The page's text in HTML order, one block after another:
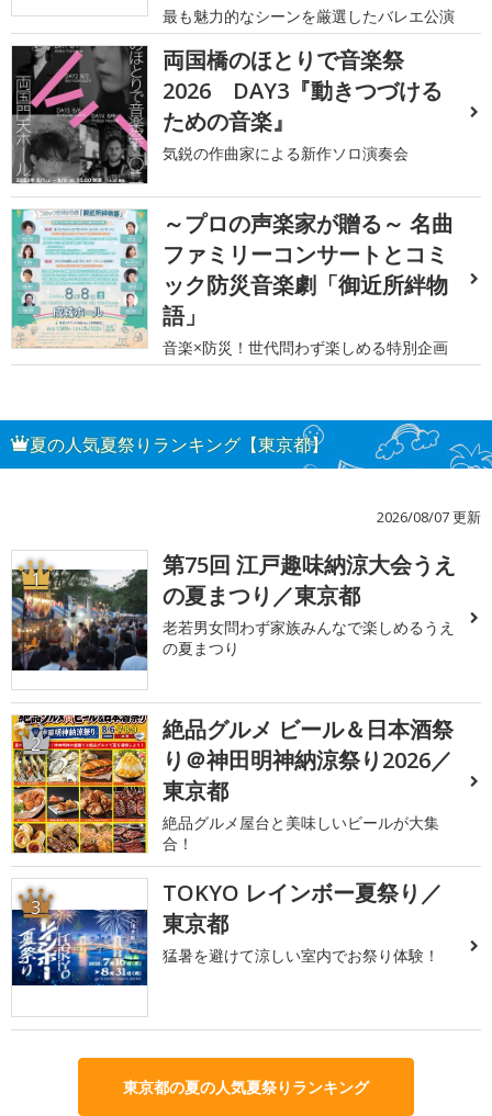
最も魅力的なシーンを厳選したバレエ公演
両国橋のほとりで音楽祭
2026 DAY3『動きつづける
ための音楽』
気鋭の作曲家による新作ソロ演奏会
～プロの声楽家が贈る～ 名曲
ファミリーコンサートとコミ
ック防災音楽劇「御近所絆物
語」
音楽×防災！世代問わず楽しめる特別企画
夏の人気夏祭りランキング【東京都】
2026/08/07 更新
1
第75回 江戸趣味納涼大会うえ
の夏まつり／東京都
老若男女問わず家族みんなで楽しめるうえ
の夏まつり
2
絶品グルメ ビール＆日本酒祭
り＠神田明神納涼祭り2026／
東京都
絶品グルメ屋台と美味しいビールが大集
合！
3
TOKYO レインボー夏祭り／
東京都
猛暑を避けて涼しい室内でお祭り体験！
東京都の夏の人気夏祭りランキング